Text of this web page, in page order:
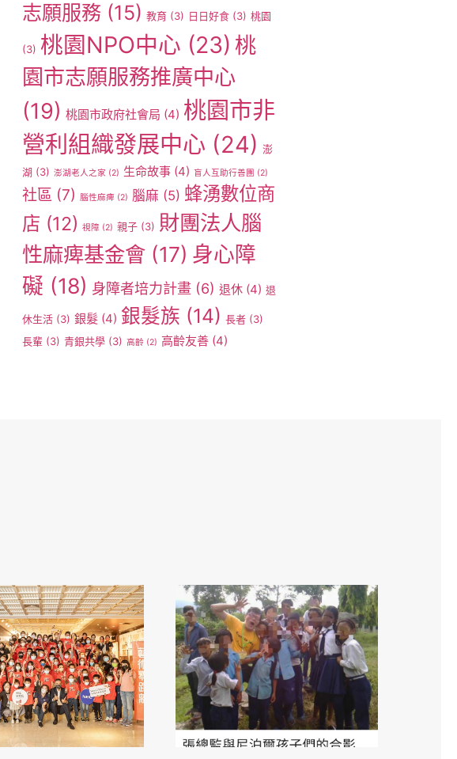
志願服務 (15) 教育 (3) 日日好食 (3) 桃園
(3) 桃園NPO中心 (23) 桃
園市志願服務推廣中心
(19) 桃園市政府社會局 (4) 桃園市非
營利組織發展中心 (24) 澎
湖 (3) 澎湖老人之家 (2) 生命故事 (4) 盲人互助行善團 (2)
社區 (7) 腦性麻痺 (2) 腦麻 (5) 蜂湧數位商
店 (12) 視障 (2) 親子 (3) 財團法人腦
性麻痺基金會 (17) 身心障
礙 (18) 身障者培力計畫 (6) 退休 (4) 退
休生活 (3) 銀髮 (4) 銀髮族 (14) 長者 (3)
長輩 (3) 青銀共學 (3) 高齡 (2) 高齡友善 (4)